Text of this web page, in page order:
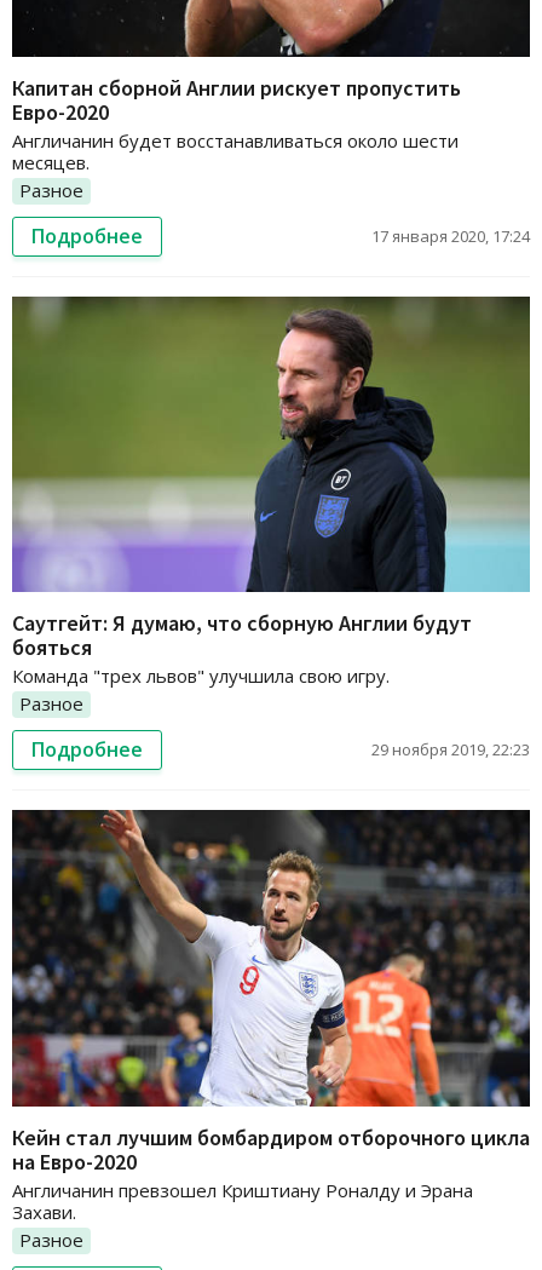
Капитан сборной Англии рискует пропустить
Евро-2020
Англичанин будет восстанавливаться около шести
месяцев.
Разное
Подробнее 17 января 2020, 17:24
Саутгейт: Я думаю, что сборную Англии будут
бояться
Команда "трех львов" улучшила свою игру.
Разное
Подробнее 29 ноября 2019, 22:23
Кейн стал лучшим бомбардиром отборочного цикла
на Евро-2020
Англичанин превзошел Криштиану Роналду и Эрана
Захави.
Разное